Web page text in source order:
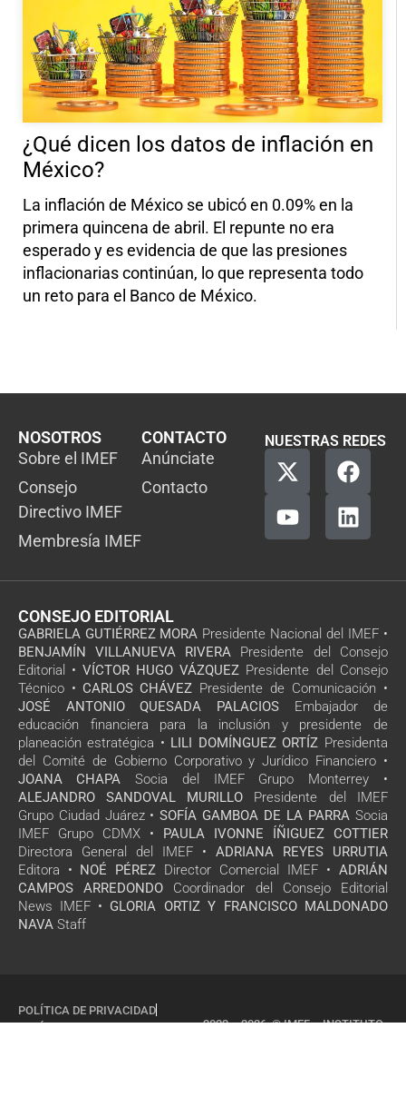
¿Qué dicen los datos de inflación en
México?
La inflación de México se ubicó en 0.09% en la
primera quincena de abril. El repunte no era
esperado y es evidencia de que las presiones
inflacionarias continúan, lo que representa todo
un reto para el Banco de México.
NOSOTROS
Sobre el IMEF
Consejo
Directivo IMEF
Membresía IMEF
CONTACTO
Anúnciate
Contacto
NUESTRAS REDES
CONSEJO EDITORIAL
GABRIELA GUTIÉRREZ MORA Presidente Nacional del IMEF •
BENJAMÍN VILLANUEVA RIVERA Presidente del Consejo
Editorial • VÍCTOR HUGO VÁZQUEZ Presidente del Consejo
Técnico • CARLOS CHÁVEZ Presidente de Comunicación •
JOSÉ ANTONIO QUESADA PALACIOS Embajador de
educación financiera para la inclusión y presidente de
planeación estratégica • LILI DOMÍNGUEZ ORTÍZ Presidenta
del Comité de Gobierno Corporativo y Jurídico Financiero •
JOANA CHAPA Socia del IMEF Grupo Monterrey •
ALEJANDRO SANDOVAL MURILLO Presidente del IMEF
Grupo Ciudad Juárez • SOFÍA GAMBOA DE LA PARRA Socia
IMEF Grupo CDMX •
PAULA IVONNE ÍÑIGUEZ COTTIER
Directora General del IMEF • ADRIANA REYES URRUTIA
Editora •
NOÉ PÉREZ Director Comercial IMEF • ADRIÁN
CAMPOS ARREDONDO Coordinador del Consejo Editorial
News IMEF • GLORIA ORTIZ Y FRANCISCO MALDONADO
NAVA Staff
2022 – 2026 © IMEF – INSTITUTO
POLÍTICA DE PRIVACIDAD